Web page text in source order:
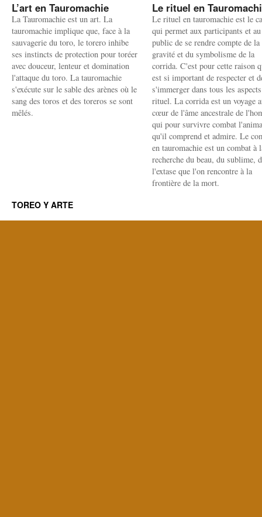
L’art en Tauromachie
La Tauromachie est un art. La
tauromachie implique que, face à la
sauvagerie du toro, le torero inhibe
ses instincts de protection pour toréer
avec douceur, lenteur et domination
l'attaque du toro. La tauromachie
s'exécute sur le sable des arènes où le
sang des toros et des toreros se sont
mêlés.
Le rituel en
Le rituel en tauromachie est le
qui permet aux participants et au
public de se rendre compte de la
gravité et du symbolisme de la
corrida. C'est pour cette raison
est si important de respecter et
s'immerger dans tous les
rituel. La corrida est un voyage
cœur de l'âme ancestrale de
qui pour survivre combat
qu'il comprend et admire. Le
en tauromachie est un combat à
recherche du beau, du sublime,
l'extase que l'on rencontre à la
frontière de la mort.
TOREO Y ARTE